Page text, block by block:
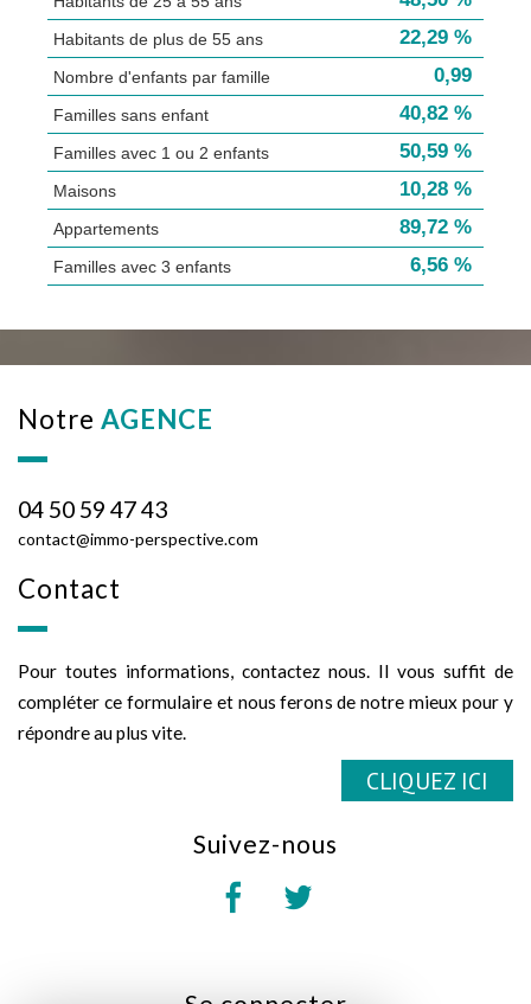
Habitants de plus de 55 ans 22,29 %
Nombre d'enfants par famille 0,99
Familles sans enfant 40,82 %
Familles avec 1 ou 2 enfants 50,59 %
Maisons 10,28 %
Appartements 89,72 %
Familles avec 3 enfants 6,56 %
notre AGENCE
04 50 59 47 43
contact@immo-perspective.com
contact
Pour toutes informations, contactez nous. Il vous suffit de
compléter ce formulaire et nous ferons de notre mieux pour y
répondre au plus vite.
CLIQUEZ ICI
suivez-nous